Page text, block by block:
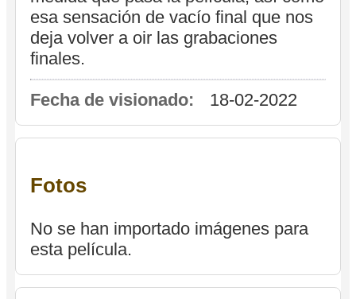
esa sensación de vacío final que nos
deja volver a oir las grabaciones
finales.
Fecha de visionado: 18-02-2022
Fotos
No se han importado imágenes para
esta película.